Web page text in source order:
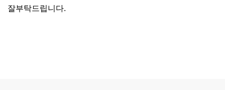
잘부탁드립니다.